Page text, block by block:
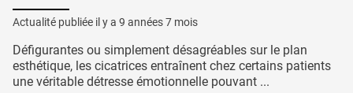
Actualité publiée il y a 9 années 7 mois
Défigurantes ou simplement désagréables sur le plan
esthétique, les cicatrices entraînent chez certains patients
une véritable détresse émotionnelle pouvant ...